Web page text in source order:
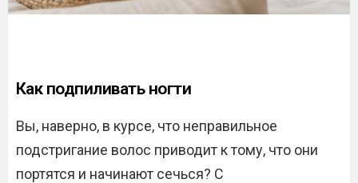
Как подпиливать ногти
Вы, наверно, в курсе, что неправильное
подстригание волос приводит к тому, что они
портятся и начинают сечься? С